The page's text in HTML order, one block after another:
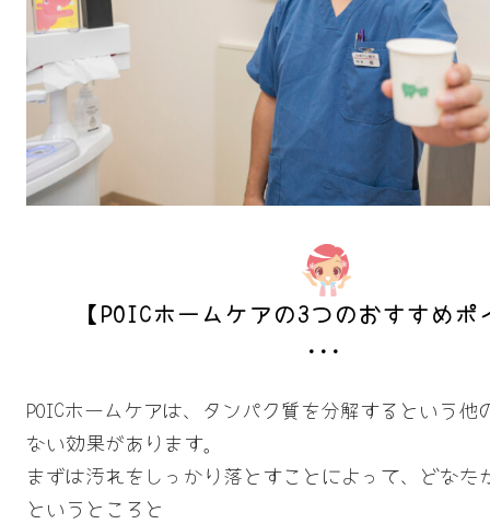
【POICホームケアの3つのおすすめ
POICホームケアは、タンパク質を分解するという他
ない効果があります。
まずは汚れをしっかり落とすことによって、どなた
というところと